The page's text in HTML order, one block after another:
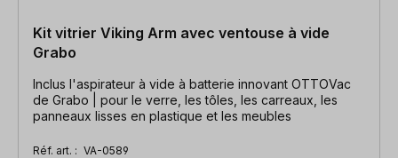
Kit vitrier Viking Arm avec ventouse à vide
Grabo
Inclus l'aspirateur à vide à batterie innovant OTTOVac
de Grabo | pour le verre, les tôles, les carreaux, les
panneaux lisses en plastique et les meubles
Réf. art. : VA-0589